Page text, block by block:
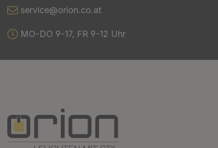
service@orion.co.at
MO-DO 9-17, FR 9-12 Uhr